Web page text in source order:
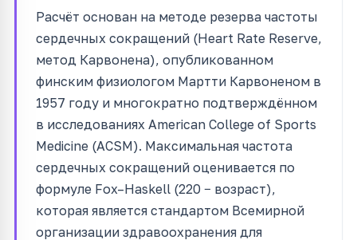
Расчёт основан на методе резерва частоты
сердечных сокращений (Heart Rate Reserve,
метод Карвонена), опубликованном
финским физиологом Мартти Карвоненом в
1957 году и многократно подтверждённом
в исследованиях American College of Sports
Medicine (ACSM). Максимальная частота
сердечных сокращений оценивается по
формуле Fox–Haskell (220 − возраст),
которая является стандартом Всемирной
организации здравоохранения для